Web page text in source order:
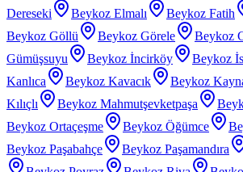
Dereseki
Beykoz Elmalı Beykoz Fatih
Beykoz Göllü
Beykoz Görele Beykoz
Gümüşsuyu
Beykoz İncirköy Beykoz
Kanlıca
Beykoz Kavacık Beykoz
Kılıçlı
Beykoz Mahmutşevketpaşa
Beykoz Ortaçeşme
Beykoz Öğümce
Beykoz Paşabahçe
Beykoz Paşamandıra